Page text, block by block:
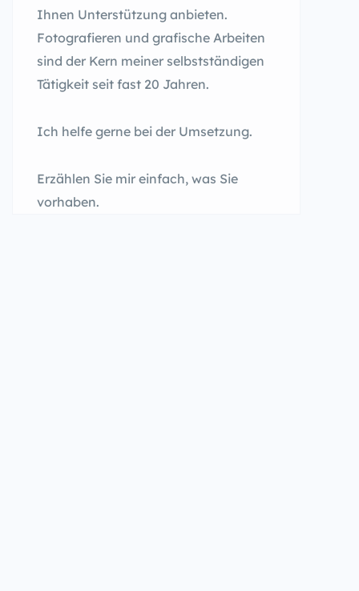
Ihnen Unterstützung anbieten.
Fotografieren und grafische Arbeiten
sind der Kern meiner selbstständigen
Tätigkeit seit fast 20 Jahren.
Ich helfe gerne bei der Umsetzung.
Erzählen Sie mir einfach, was Sie
vorhaben.